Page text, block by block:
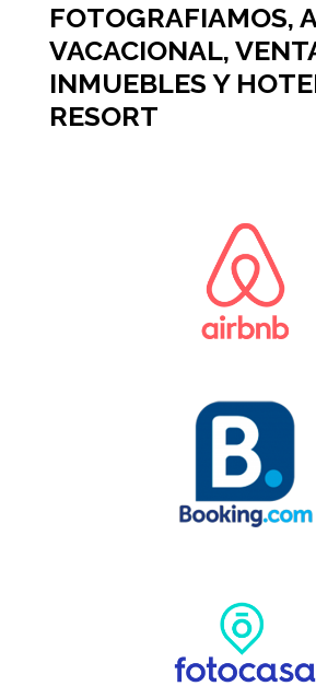
FOTOGRAFIAMOS,
VACACIONAL,
INMUEBLES Y
RESORT